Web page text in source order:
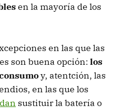
en la mayoría de los
en las que las
son buena opción: los
y, atentción, las
en las que los
sustituir la batería o